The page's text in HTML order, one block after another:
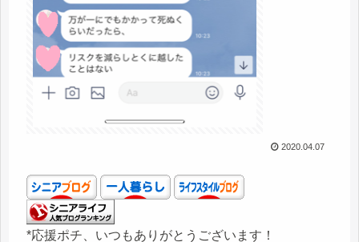
2020.04.07
*応援ポチ、いつもありがとうございます！